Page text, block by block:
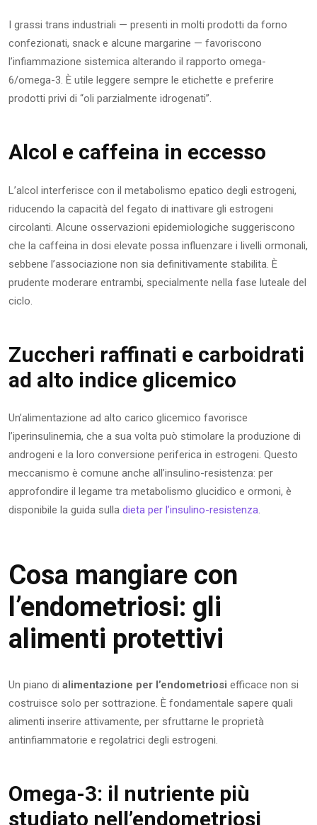
I grassi trans industriali — presenti in molti prodotti da forno
confezionati, snack e alcune margarine — favoriscono
l’infiammazione sistemica alterando il rapporto omega-
6/omega-3. È utile leggere sempre le etichette e preferire
prodotti privi di “oli parzialmente idrogenati”.
Alcol e caffeina in eccesso
L’alcol interferisce con il metabolismo epatico degli estrogeni,
riducendo la capacità del fegato di inattivare gli estrogeni
circolanti. Alcune osservazioni epidemiologiche suggeriscono
che la caffeina in dosi elevate possa influenzare i livelli ormonali,
sebbene l’associazione non sia definitivamente stabilita. È
prudente moderare entrambi, specialmente nella fase luteale del
ciclo.
Zuccheri raffinati e carboidrati
ad alto indice glicemico
Un’alimentazione ad alto carico glicemico favorisce
l’iperinsulinemia, che a sua volta può stimolare la produzione di
androgeni e la loro conversione periferica in estrogeni. Questo
meccanismo è comune anche all’insulino-resistenza: per
approfondire il legame tra metabolismo glucidico e ormoni, è
disponibile la guida sulla dieta per l’insulino-resistenza.
Cosa mangiare con
l’endometriosi: gli
alimenti protettivi
Un piano di alimentazione per l’endometriosi efficace non si
costruisce solo per sottrazione. È fondamentale sapere quali
alimenti inserire attivamente, per sfruttarne le proprietà
antinfiammatorie e regolatrici degli estrogeni.
Omega-3: il nutriente più
studiato nell’endometriosi